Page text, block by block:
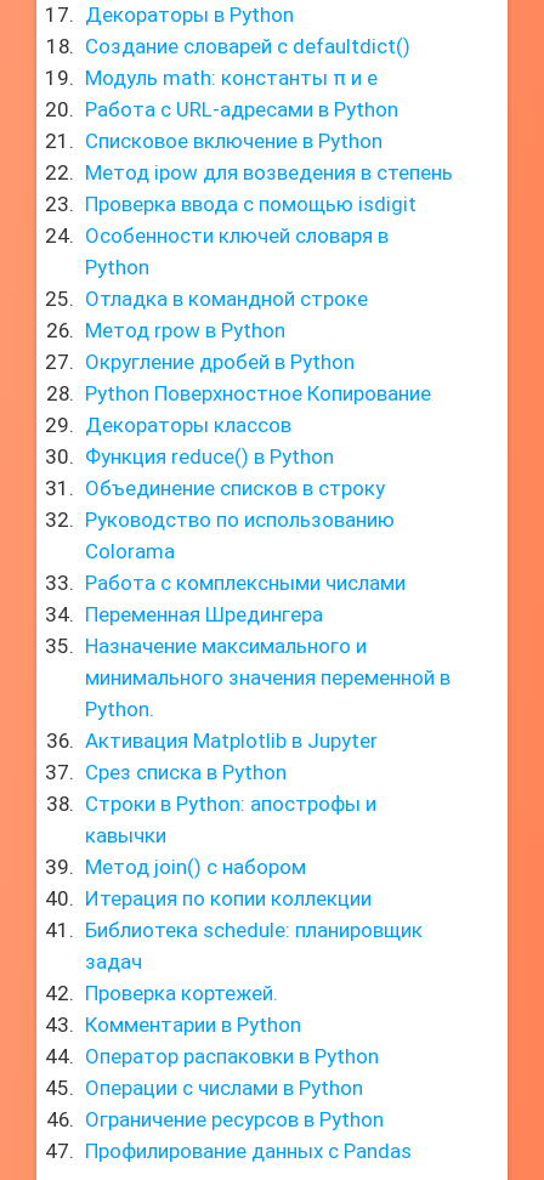
Декораторы в Python
Создание словарей с defaultdict()
Модуль math: константы π и e
Работа с URL-адресами в Python
Списковое включение в Python
Метод ipow для возведения в степень
Проверка ввода с помощью isdigit
Особенности ключей словаря в
Python
Отладка в командной строке
Метод rpow в Python
Округление дробей в Python
Python Поверхностное Копирование
Декораторы классов
Функция reduce() в Python
Объединение списков в строку
Руководство по использованию
Colorama
Работа с комплексными числами
Переменная Шредингера
Назначение максимального и
минимального значения переменной в
Python.
Активация Matplotlib в Jupyter
Срез списка в Python
Строки в Python: апострофы и
кавычки
Метод join() с набором
Итерация по копии коллекции
Библиотека schedule: планировщик
задач
Проверка кортежей.
Комментарии в Python
Оператор распаковки в Python
Операции с числами в Python
Ограничение ресурсов в Python
Профилирование данных с Pandas